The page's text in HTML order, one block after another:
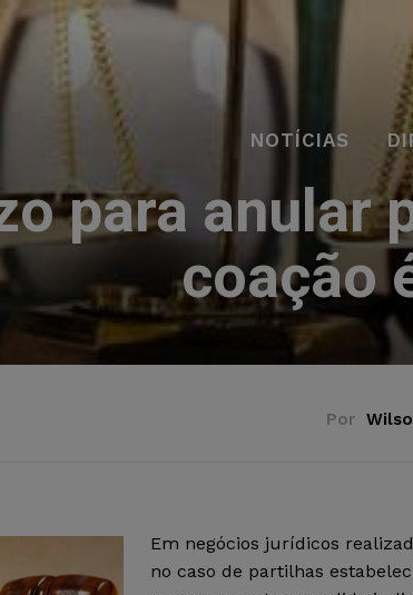
NOTÍCIAS
para anular
coação
Por
Em negócios jurídicos
no caso de partilhas